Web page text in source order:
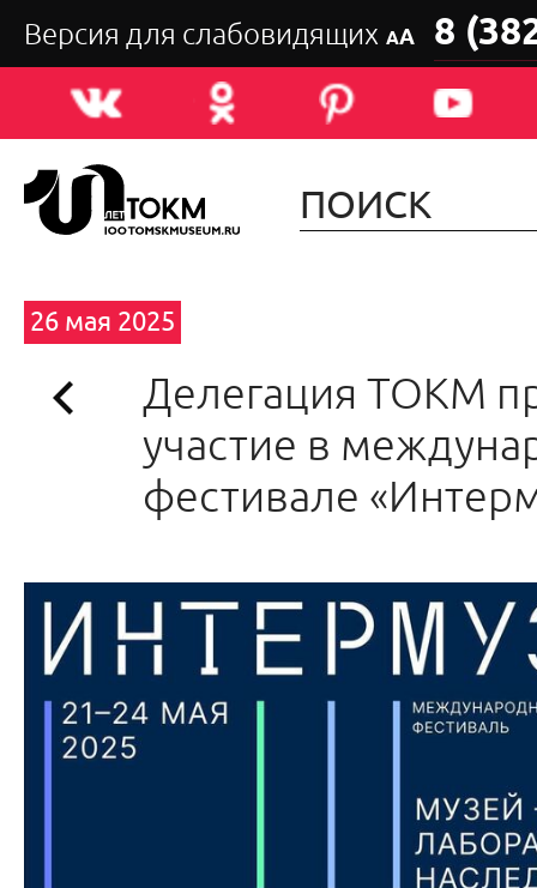
Версия для слабовидящих АА 8
26 мая 2025
Делегация ТОКМ
участие в
фестивале